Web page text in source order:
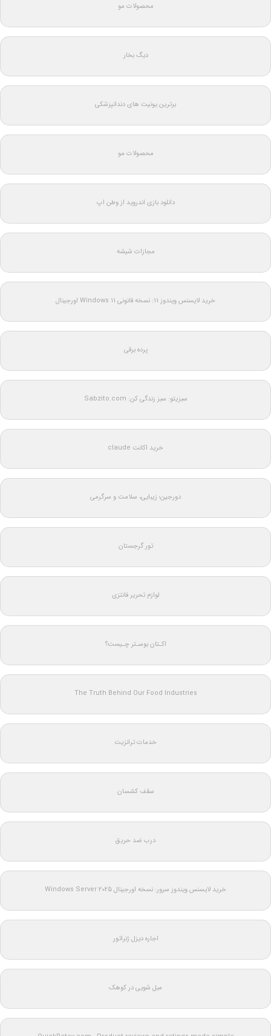
محصولات مو
دیگ بخار
برترین یونیت های دندانپزشکی
محصولات مو
دانلود بازی اندروید از وطن اپ
مجازات شیشه
خرید لایسنس ویندوز 11: نسخه قانونی Windows 11 اورجینال
پرده برقی
سبزیتو: سبز زندگی کن: Sabzito.com
خرید اکانت claude
دورجین؛ زیبایی، سلامت و سرگرمی
تور گرجستان
لوازم تحریر فانتزی
اکـتان بوسـتر چـیست؟
The Truth Behind Our Food Industries
خدمات ترانزیت
سقف کشسان
درب ضد حریق
خرید لایسنس ویندوز سرور: نسخه اورجینال Windows Server 2025
اجاره دیزل ژنراتور
مبل شویی در کوهک